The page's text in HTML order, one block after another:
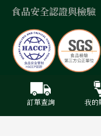
訂單查詢 我的
食品安全認證與檢驗
藻作坊有限公司 / 統編
2024 © 藻作坊